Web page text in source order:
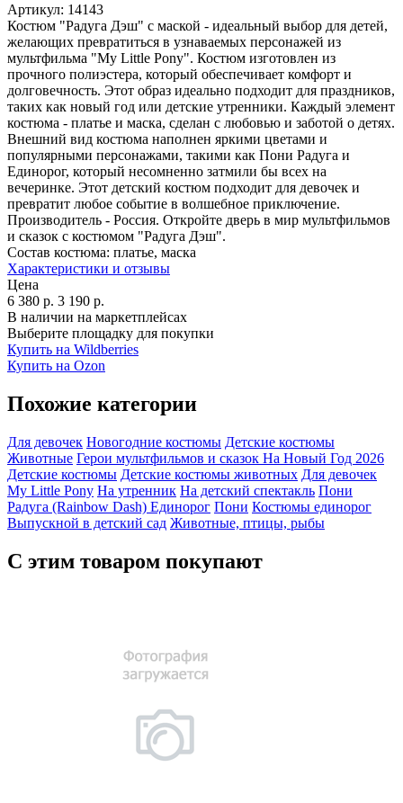
Артикул: 14143
Костюм "Радуга Дэш" с маской - идеальный выбор для детей,
желающих превратиться в узнаваемых персонажей из
мультфильма "My Little Pony". Костюм изготовлен из
прочного полиэстера, который обеспечивает комфорт и
долговечность. Этот образ идеально подходит для праздников,
таких как новый год или детские утренники. Каждый элемент
костюма - платье и маска, сделан с любовью и заботой о детях.
Внешний вид костюма наполнен яркими цветами и
популярными персонажами, такими как Пони Радуга и
Единорог, который несомненно затмили бы всех на
вечеринке. Этот детский костюм подходит для девочек и
превратит любое событие в волшебное приключение.
Производитель - Россия. Откройте дверь в мир мультфильмов
и сказок с костюмом "Радуга Дэш".
Состав костюма: платье, маска
Характеристики и отзывы
Цена
6 380 р. 3 190 р.
В наличии на маркетплейсах
Выберите площадку для покупки
Купить на Wildberries
Купить на Ozon
Похожие категории
Для девочек Новогодние костюмы Детские костюмы
Животные Герои мультфильмов и сказок На Новый Год 2026
Детские костюмы Детские костюмы животных Для девочек
My Little Pony На утренник На детский спектакль Пони
Радуга (Rainbow Dash) Единорог Пони Костюмы единорог
Выпускной в детский сад Животные, птицы, рыбы
С этим товаром покупают